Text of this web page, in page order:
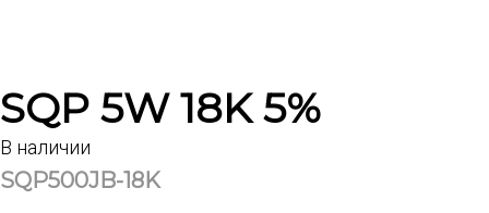
SQP 5W 18K 5%
В наличии
SQP500JB-18K